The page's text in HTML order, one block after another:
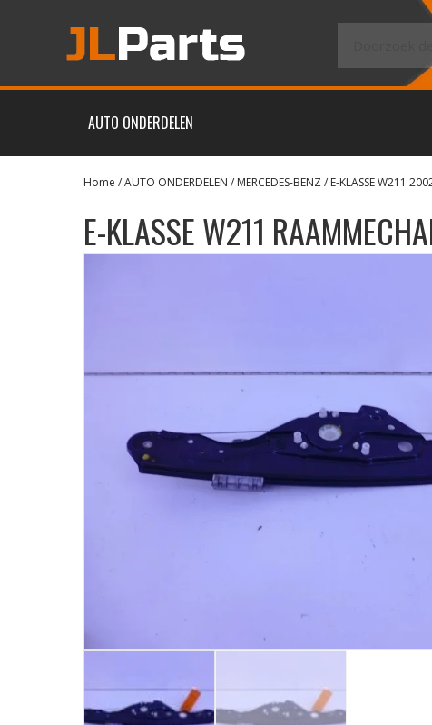
AUTO ONDERDELEN
Home /AUTO ONDERDELEN / MERCEDES-BENZ/ E-KLASSE W211
E-KLASSE W211